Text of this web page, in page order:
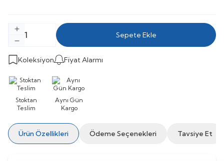
Sepete Ekle
Koleksiyon Fiyat Alarmı
Stoktan
Teslim
Aynı Gün
Kargo
Ürün Özellikleri Ödeme Seçenekleri Tavsiye Et